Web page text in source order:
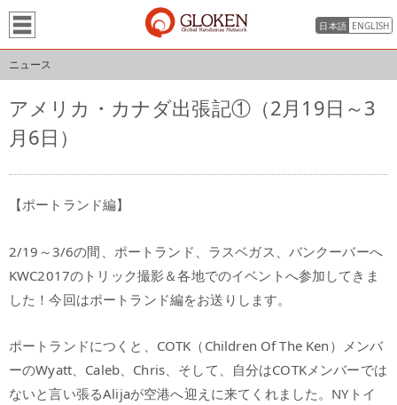
日本語 ENGLISH
ニュース
アメリカ・カナダ出張記①（2月19日～3
月6日）
【ポートランド編】
2/19～3/6の間、ポートランド、ラスベガス、バンクーバーへ
KWC2017のトリック撮影＆各地でのイベントへ参加してきま
した！今回はポートランド編をお送りします。
ポートランドにつくと、COTK（Children Of The Ken）メンバ
ーのWyatt、Caleb、Chris、そして、自分はCOTKメンバーでは
ないと言い張るAlijaが空港へ迎えに来てくれました。NYトイ